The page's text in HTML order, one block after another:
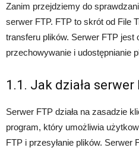
Zanim przejdziemy do
serwer FTP. FTP to skrót od File
transferu plików. Serwer FTP jest
przechowywanie i udostępnianie
1.1. Jak działa serwer
Serwer FTP działa na zasadzie
program, który umożliwia
FTP i przesyłanie plików. Serwer